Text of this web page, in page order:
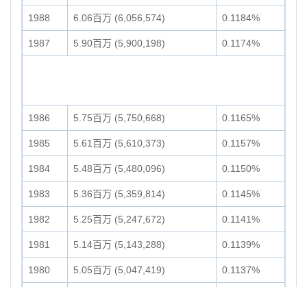
1988 6.06百万 (6,056,574) 0.1184%
1987 5.90百万 (5,900,198) 0.1174%
1986 5.75百万 (5,750,668) 0.1165%
1985 5.61百万 (5,610,373) 0.1157%
1984 5.48百万 (5,480,096) 0.1150%
1983 5.36百万 (5,359,814) 0.1145%
1982 5.25百万 (5,247,672) 0.1141%
1981 5.14百万 (5,143,288) 0.1139%
1980 5.05百万 (5,047,419) 0.1137%